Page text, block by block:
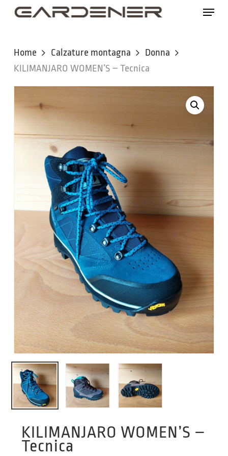
Skip
content
Menu
Home Calzature montagna
Donna
KILIMANJARO WOMEN’S – Tecnica
KILIMANJARO WOMEN’S –
Tecnica